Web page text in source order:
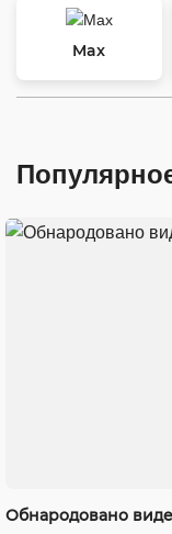
Max
Обнародовано